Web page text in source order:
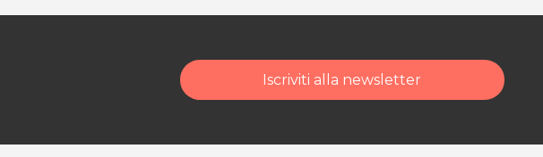
Iscriviti alla newsletter